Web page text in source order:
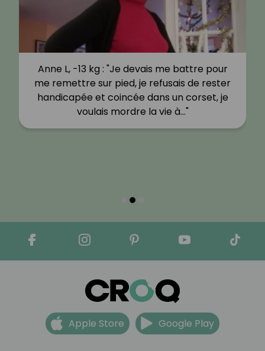
Anne L, -13 kg : "Je devais me battre pour
me remettre sur pied, je refusais de rester
handicapée et coincée dans un corset, je
voulais mordre la vie à…"
Apple Store Google Play